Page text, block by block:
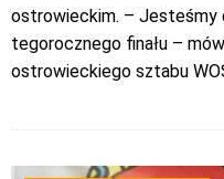
ostrowieckim. – Jesteśmy
tegorocznego finału –
ostrowieckiego sztabu